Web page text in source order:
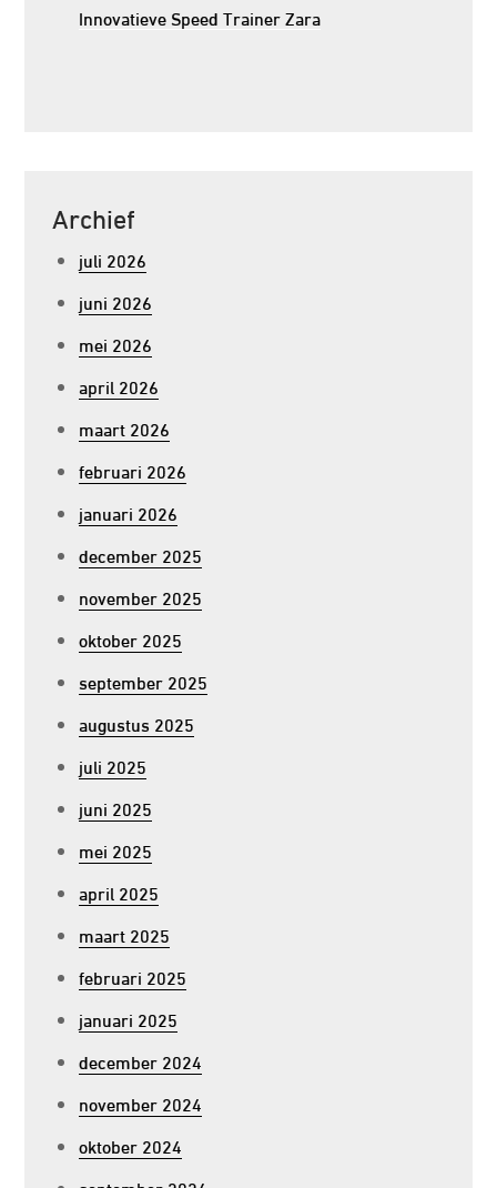
Innovatieve Speed Trainer Zara
Archief
juli 2026
juni 2026
mei 2026
april 2026
maart 2026
februari 2026
januari 2026
december 2025
november 2025
oktober 2025
september 2025
augustus 2025
juli 2025
juni 2025
mei 2025
april 2025
maart 2025
februari 2025
januari 2025
december 2024
november 2024
oktober 2024